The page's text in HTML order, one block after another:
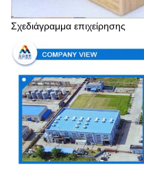
Σχεδιάγραμμα επιχείρησης